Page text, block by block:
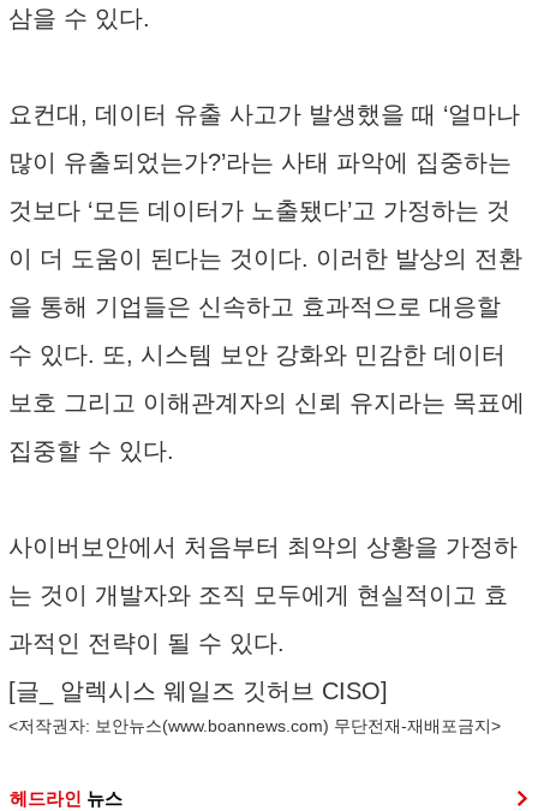
삼을 수 있다.
요컨대, 데이터 유출 사고가 발생했을 때 ‘얼마나
많이 유출되었는가?’라는 사태 파악에 집중하는
것보다 ‘모든 데이터가 노출됐다’고 가정하는 것
이 더 도움이 된다는 것이다. 이러한 발상의 전환
을 통해 기업들은 신속하고 효과적으로 대응할
수 있다. 또, 시스템 보안 강화와 민감한 데이터
보호 그리고 이해관계자의 신뢰 유지라는 목표에
집중할 수 있다.
사이버보안에서 처음부터 최악의 상황을 가정하
는 것이 개발자와 조직 모두에게 현실적이고 효
과적인 전략이 될 수 있다.
[글_ 알렉시스 웨일즈 깃허브 CISO]
<저작권자: 보안뉴스(www.boannews.com) 무단전재-재배포금지>
헤드라인 뉴스